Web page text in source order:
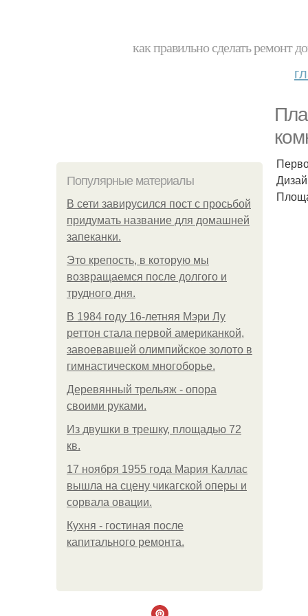
как правильно сделать ремонт
Популярные материалы
В сети завирусился пост с просьбой
придумать название для домашней
запеканки.
Это крепость, в которую мы
возвращаемся после долгого и
трудного дня.
В 1984 году 16-летняя Мэри Лу
реттон стала первой американкой,
завоевавшей олимпийское золото в
гимнастическом многоборье.
Деревянный трельяж - опора
своими руками.
Из двушки в трешку, площадью 72
кв.
17 ноября 1955 года Мария Каллас
вышла на сцену чикагской оперы и
сорвала овации.
Кухня - гостиная после
капитального ремонта.